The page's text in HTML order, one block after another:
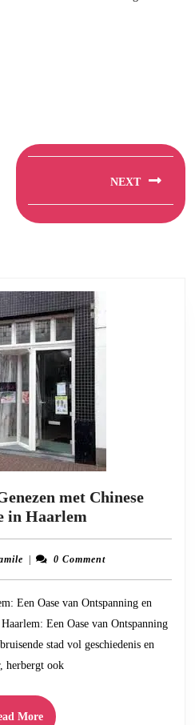
NEXT
post:
met Chinese
in Haarlem
en
Genezen
Massage
in
Haarlem
halfamile
| 0 Comment
Een Oase van Ontspanning en
Een Oase van Ontspanning
stad vol geschiedenis en
herbergt ook
MoreRead